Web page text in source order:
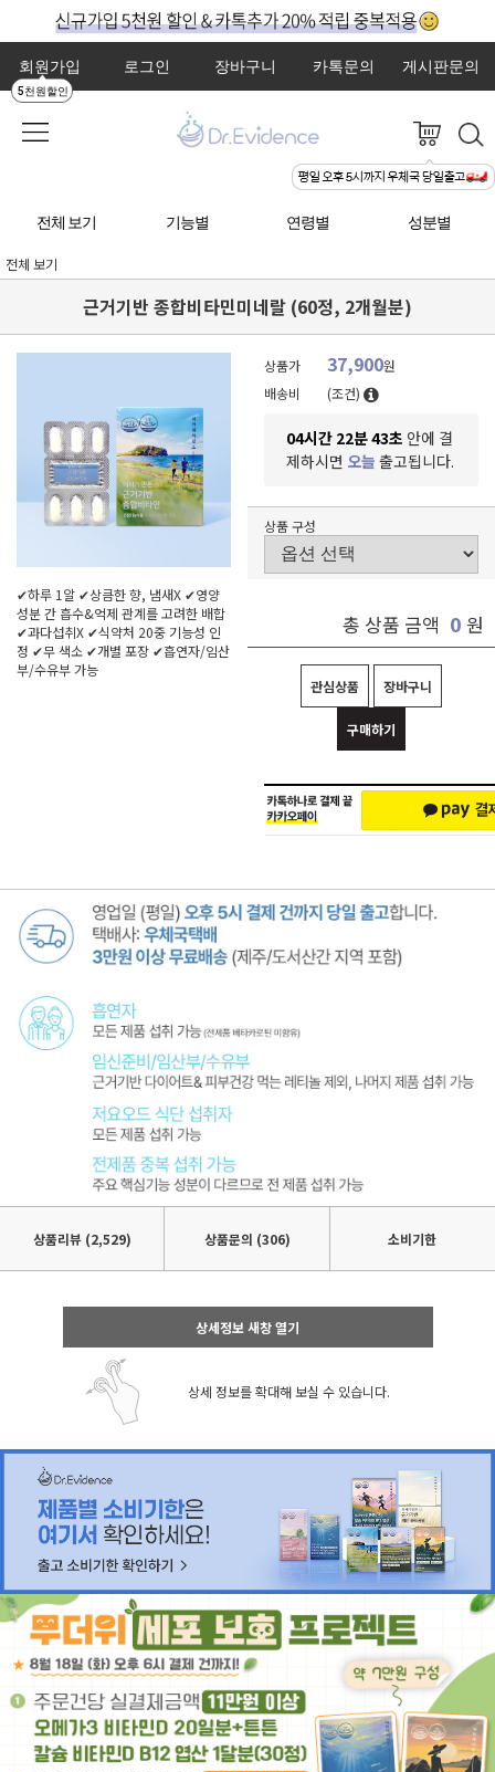
회원가입
5천원할인
로그인 장바구니 카톡문의 게시판문의
전체 보기 기능별 연령별 성분별
전체 보기
근거기반 종합비타민미네랄 (60정, 2개월분)
✔하루 1알 ✔상큼한 향, 냄새X ✔영양
성분 간 흡수&억제 관계를 고려한 배합
✔과다섭취X ✔식약처 20중 기능성 인
정 ✔무 색소 ✔개별 포장 ✔흡연자/임산
부/수유부 가능
상품가 37,900원
배송비
(조건)
04시간 22분 41초 안에 결
제하시면 오늘 출고됩니다.
상품 구성
총 상품 금액 0 원
관심상품 장바구니
구매하기
상품리뷰 (2,529) 상품문의 (306) 소비기한
상세정보 새창 열기
상세 정보를 확대해 보실 수 있습니다.